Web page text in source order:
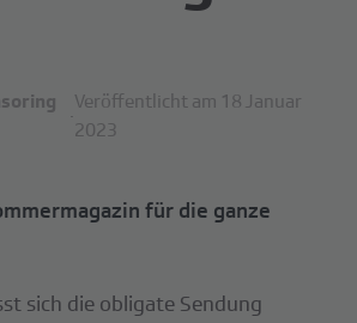
·
Veröffentlicht am 18 Januar
2023
für die ganze
sich die obligate Sendung